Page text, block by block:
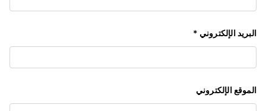
البريد الإلكتروني *
الموقع الإلكتروني